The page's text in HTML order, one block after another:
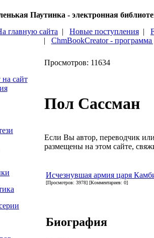
Паутинка - электронная
главную сайта | Новые поступления |
| ChmBookCreator -
на сайт
Просмотров: 11634
Пол Сассман
Если Вы автор, переводчик
размещены на этом сайте,
Исчезнувшая армия царя
[Просмотров: 3978] [Комментариев: 0]
Биография